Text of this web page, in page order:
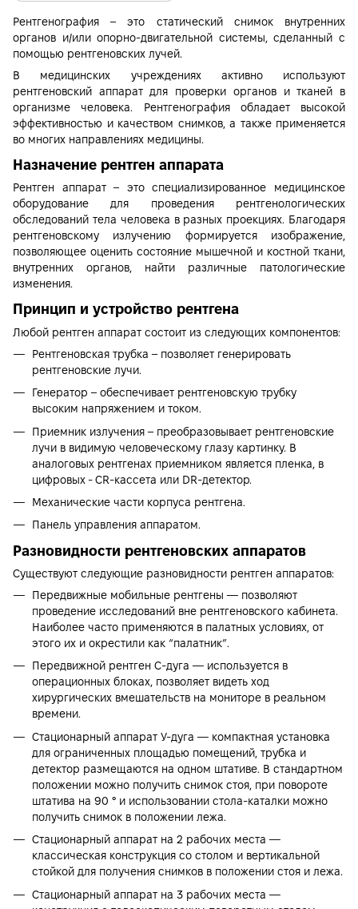
Рентгенография – это статический снимок внутренних
органов и/или опорно-двигательной системы, сделанный с
помощью рентгеновских лучей.
В медицинских учреждениях активно используют
рентгеновский аппарат для проверки органов и тканей в
организме человека. Рентгенография обладает высокой
эффективностью и качеством снимков, а также применяется
во многих направлениях медицины.
Назначение рентген аппарата
Рентген аппарат – это специализированное медицинское
оборудование для проведения рентгенологических
обследований тела человека в разных проекциях. Благодаря
рентгеновскому излучению формируется изображение,
позволяющее оценить состояние мышечной и костной ткани,
внутренних органов, найти различные патологические
изменения.
Принцип и устройство рентгена
Любой рентген аппарат состоит из следующих компонентов:
Рентгеновская трубка – позволяет генерировать
рентгеновские лучи.
Генератор – обеспечивает рентгеновскую трубку
высоким напряжением и током.
Приемник излучения – преобразовывает рентгеновские
лучи в видимую человеческому глазу картинку. В
аналоговых рентгенах приемником является пленка, в
цифровых - CR-кассета или DR-детектор.
Механические части корпуса рентгена.
Панель управления аппаратом.
Разновидности рентгеновских аппаратов
Существуют следующие разновидности рентген аппаратов:
Передвижные мобильные рентгены — позволяют
проведение исследований вне рентгеновского кабинета.
Наиболее часто применяются в палатных условиях, от
этого их и окрестили как “палатник”.
Передвижной рентген С-дуга — используется в
операционных блоках, позволяет видеть ход
хирургических вмешательств на мониторе в реальном
времени.
Стационарный аппарат У-дуга — компактная установка
для ограниченных площадью помещений, трубка и
детектор размещаются на одном штативе. В стандартном
положении можно получить снимок стоя, при повороте
штатива на 90 ° и использовании стола-каталки можно
получить снимок в положении лежа.
Стационарный аппарат на 2 рабочих места —
классическая конструкция со столом и вертикальной
стойкой для получения снимков в положении стоя и лежа.
Стационарный аппарат на 3 рабочих места —